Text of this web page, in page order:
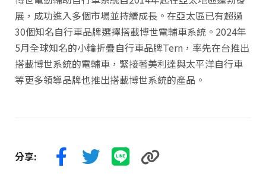
展，成功進入多個市場並持續成長。在亞太區已有超過
30個知名自行車品牌選擇搭載博世電輔車系統。2024年
5月全球知名的小輪折疊自行車品牌Tern，率先在台推出
搭載博世系統的電輔車，緊接著美利達與太平洋自行車
等更多領導品牌也推出搭載博世系統的產品。
分享: